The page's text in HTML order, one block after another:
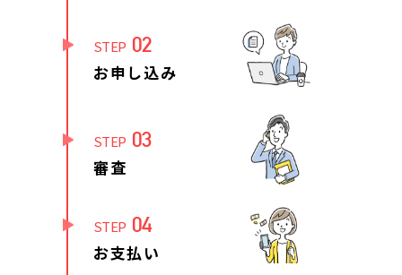
STEP 02
お申し込み
STEP 03
審査
STEP 04
お支払い